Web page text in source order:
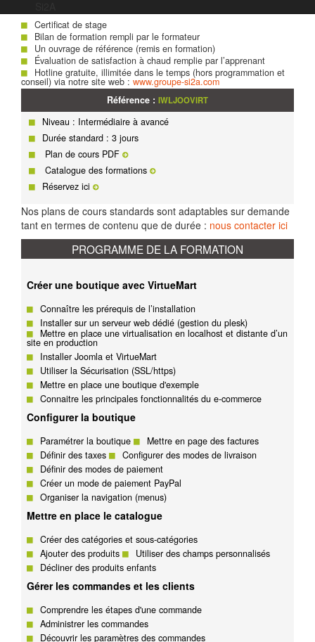
Certificat de stage
Bilan de formation rempli par le formateur
Un ouvrage de référence (remis en formation)
Évaluation de satisfaction à chaud remplie par l’apprenant
Hotline gratuite, illimitée dans le temps (hors programmation et
conseil) via notre site web : www.groupe-si2a.com
Référence : IWLJOOVIRT
Niveau : Intermédiaire à avancé
Durée standard : 3 jours
Plan de cours PDF
Catalogue des formations
Réservez ici
Nos plans de cours standards sont adaptables sur demande
tant en termes de contenu que de durée : nous contacter ici
PROGRAMME DE LA FORMATION
Créer une boutique avec VirtueMart
Connaître les prérequis de l’installation
Installer sur un serveur web dédié (gestion du plesk)
Mettre en place une virtualisation en localhost et distante d’un
site en production
Installer Joomla et VirtueMart
Utiliser la Sécurisation (SSL/https)
Mettre en place une boutique d'exemple
Connaitre les principales fonctionnalités du e-commerce
Configurer la boutique
Paramétrer la boutique
Mettre en page des factures
Définir des taxes
Configurer des modes de livraison
Définir des modes de paiement
Créer un mode de paiement PayPal
Organiser la navigation (menus)
Mettre en place le catalogue
Créer des catégories et sous-catégories
Ajouter des produits
Utiliser des champs personnalisés
Décliner des produits enfants
Gérer les commandes et les clients
Comprendre les étapes d'une commande
Administrer les commandes
Découvrir les paramètres des commandes